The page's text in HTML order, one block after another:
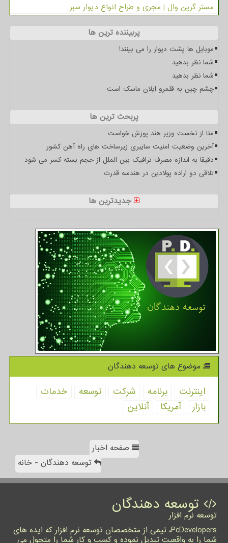
مستر گرین وال | مجری و طراح انواع دیوار سبز
پربیننده ترین ها
موبایل ها پشت دیوار را می بینند!
شما نظر بدهید
شما نظر بدهید
چشم چین به قلمرو ایلان ماسک است
پربحث ترین ها
متا از نخست وزیر هند پوزش خواست
آخرین وضعیت امنیت سایبری زیرساخت های راه آهن کشور
دقیقا به اندازه مصرف ترافیک بین الملل از حجم بسته کسر می شود
تلاقی دو اراده پولادین در هندسه قدرت
جدیدترین ها
موضوع های توسعه دهندگان
اینترنت برنامه شركت توسعه
خدمات
بازار
آمریكا آنلاین
صفحه اخبار
توسعه دهندگان - خانه
توسعه دهندگان
توسعه نرم افزار
PcDevelopers، تیمی از متخصصان توسعه نرم افزار که ایده های
شما را به واقعیت تبدیل نموده و کسب و کار شما را متحول می